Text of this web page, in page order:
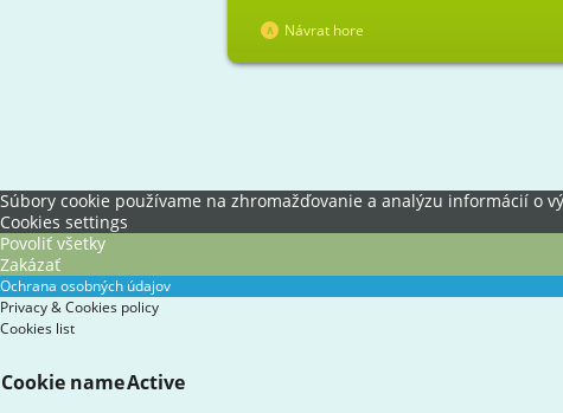
Návrat hore
Súbory cookie používame na zhromažďovanie a analýzu informácií o
Cookies settings
Povoliť všetky
Zakázať
Ochrana osobných údajov
Privacy & Cookies policy
Cookies list
Cookie nameActive